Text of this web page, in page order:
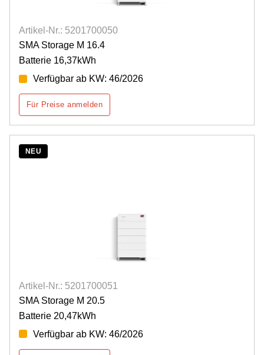
Artikel-Nr.: 5201700050
SMA Storage M 16.4
Batterie 16,37kWh
Verfügbar ab KW: 46/2026
Für Preise anmelden
NEU
Artikel-Nr.: 5201700051
SMA Storage M 20.5
Batterie 20,47kWh
Verfügbar ab KW: 46/2026